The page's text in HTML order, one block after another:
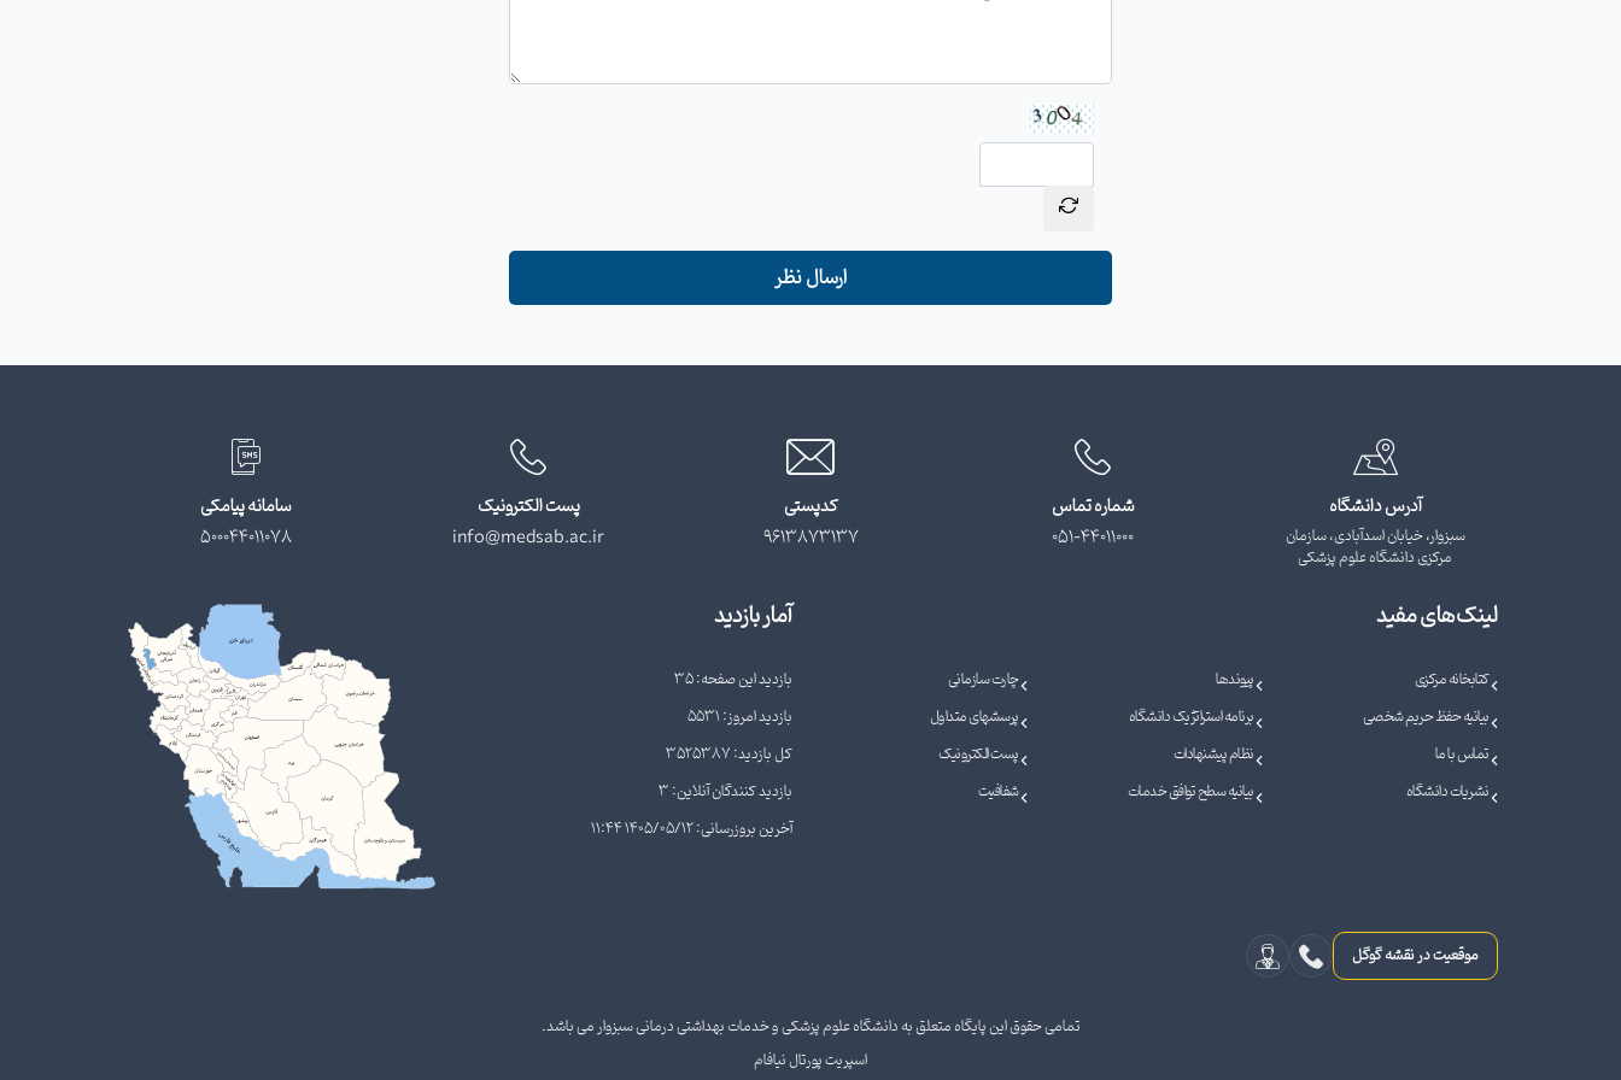
ارسال نظر
آدرس دانشگاه
سبزوار، خیابان اسدآبادی، سازمان
مرکزی دانشگاه علوم پزشکی
شماره تماس
051-44011000
کدپستی
9613873137
پست الکترونیک
info@medsab.ac.ir
سامانه پیامکی
500044011078
لینک‌های مفید
کتابخانه مرکزی پیوندها
چارت سازمانی
بیانیه حفظ حریم شخصی
برنامه استراتژیک دانشگاه
پرسشهای متداول
تماس با ما
نظام پیشنهادات
پست الکترونیک
نشریات دانشگاه
بیانیه سطح توافق خدمات شفافیت
آمار بازدید
بازدید این صفحه: 35
بازدید امروز: 5531
کل بازدید: 3525387
بازدید کنندگان آنلاین: 3
آخرین بروزرسانی: 1405/05/12 11:44
موقعیت در نقشه گوگل
تمامی حقوق این پایگاه متعلق به دانشگاه علوم پزشکی و خدمات بهداشتی درمانی سبزوار می باشد.
اسپریت پورتال نیافام